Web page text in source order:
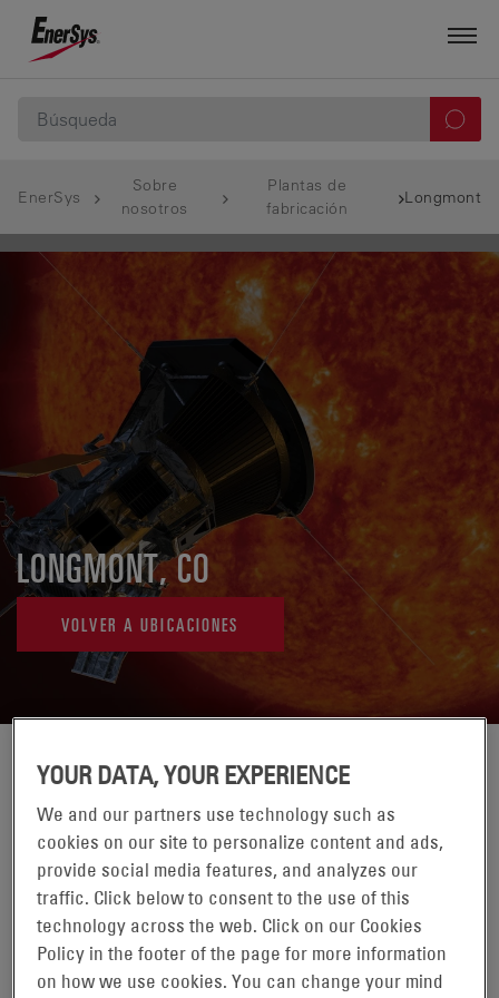
EnerSys
Sobre
nosotros
Plantas de
fabricación
Longmont
LONGMONT, CO
VOLVER A UBICACIONES
YOUR DATA, YOUR EXPERIENCE
We and our partners use technology such as
cookies on our site to personalize content and ads,
provide social media features, and analyzes our
traffic. Click below to consent to the use of this
technology across the web. Click on our Cookies
Policy in the footer of the page for more information
on how we use cookies. You can change your mind